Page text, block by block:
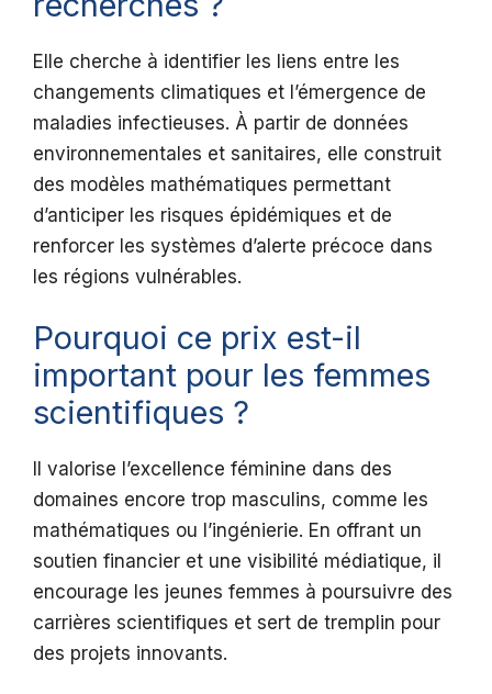
Elle cherche à identifier les liens entre les
changements climatiques et l’émergence de
maladies infectieuses. À partir de données
environnementales et sanitaires, elle construit
des modèles mathématiques permettant
d’anticiper les risques épidémiques et de
renforcer les systèmes d’alerte précoce dans
les régions vulnérables.
Pourquoi ce prix est-il
important pour les femmes
scientifiques ?
Il valorise l’excellence féminine dans des
domaines encore trop masculins, comme les
mathématiques ou l’ingénierie. En offrant un
soutien financier et une visibilité médiatique, il
encourage les jeunes femmes à poursuivre des
carrières scientifiques et sert de tremplin pour
des projets innovants.